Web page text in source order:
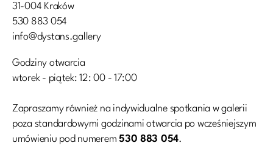
31-004 Kraków
530 883 054
info@dystans.gallery
Godziny otwarcia
wtorek - piątek: 12: 00 - 17:00
Zapraszamy również na indywidualne spotkania w galerii
poza standardowymi godzinami otwarcia po wcześniejszym
umówieniu pod numerem530 883 054.